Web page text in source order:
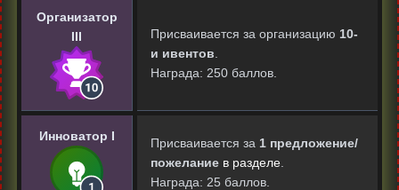
Организатор
III
Присваивается за организацию 10-
и ивентов
Награда: 250 баллов.
Инноватор I Присваивается за 1 предложение/
пожелание в разделе
Награда: 25 баллов.